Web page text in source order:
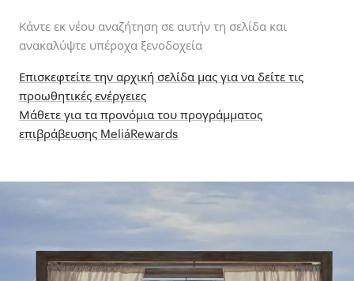
Κάντε εκ νέου αναζήτηση σε αυτήν τη σελίδα και
ανακαλύψτε υπέροχα ξενοδοχεία
Επισκεφτείτε την αρχική σελίδα μας για να δείτε τις
προωθητικές ενέργειες
Μάθετε για τα προνόμια του προγράμματος
επιβράβευσης MeliáRewards